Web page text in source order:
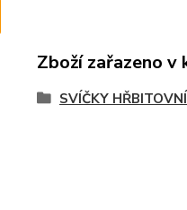
Zboží zařazeno v
SVÍČKY HŘBITOVNÍ